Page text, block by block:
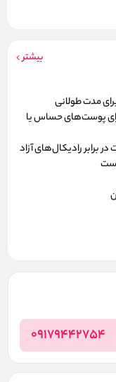
بیشتر
مدت طولانی
پوست‌های حساس یا
برابر رادیکال‌های آزاد
09179442754